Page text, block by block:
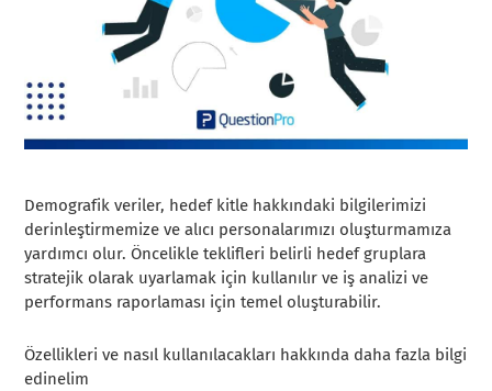
Demografik veriler, hedef kitle hakkındaki bilgilerimizi
derinleştirmemize ve alıcı personalarımızı oluşturmamıza
yardımcı olur. Öncelikle teklifleri belirli hedef gruplara
stratejik olarak uyarlamak için kullanılır ve iş analizi ve
performans raporlaması için temel oluşturabilir.
Özellikleri ve nasıl kullanılacakları hakkında daha fazla bilgi
edinelim